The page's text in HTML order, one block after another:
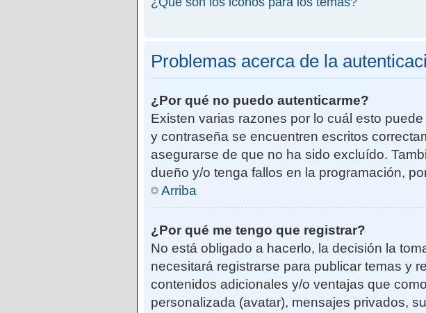
Problemas acerca de la
¿Por qué no puedo autenticarme?
Existen varias razones por lo cuál esto
y contraseña se encuentren escritos
asegurarse de que no ha sido excluído.
dueño y/o tenga fallos en la programación,
Arriba
¿Por qué me tengo que registrar?
No está obligado a hacerlo, la decisión la
necesitará registrarse para publicar temas y
contenidos adicionales y/o ventajas que
personalizada (avatar), mensajes privados,